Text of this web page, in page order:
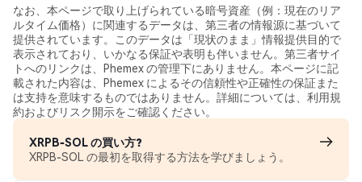
なお、本ページで取り上げられている暗号資産（例：現在のリア
ルタイム価格）に関連するデータは、第三者の情報源に基づいて
提供されています。このデータは「現状のまま」情報提供目的で
表示されており、いかなる保証や表明も伴いません。第三者サイ
トへのリンクは、Phemex の管理下にありません。本ページに記
載された内容は、Phemex によるその信頼性や正確性の保証また
は支持を意味するものではありません。詳細については、利用規
約およびリスク開示をご確認ください。
XRPB-SOL の買い方?
XRPB-SOL の最初を取得する方法を学びましょう。